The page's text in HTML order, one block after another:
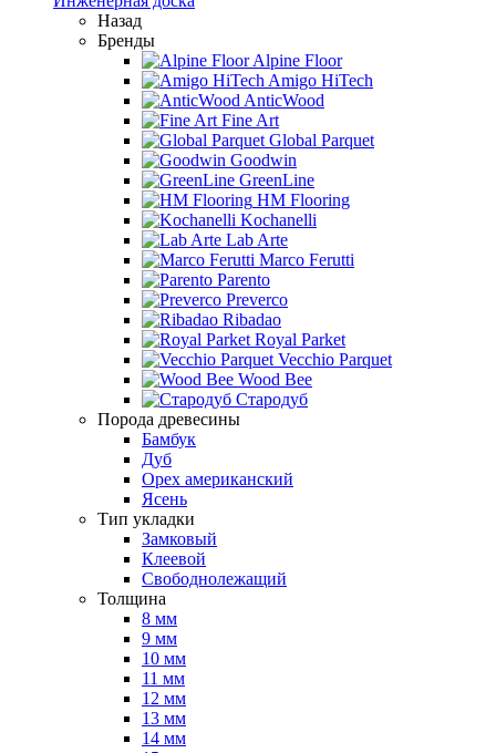
Назад
Бренды
Alpine Floor
Amigo HiTech
AnticWood
Fine Art
Global Parquet
Goodwin
GreenLine
HM Flooring
Kochanelli
Lab Arte
Marco Ferutti
Parento
Preverco
Ribadao
Royal Parket
Vecchio Parquet
Wood Bee
Стародуб
Порода древесины
Бамбук
Дуб
Орех американский
Ясень
Тип укладки
Замковый
Клеевой
Свободнолежащий
Толщина
8 мм
9 мм
10 мм
11 мм
12 мм
13 мм
14 мм